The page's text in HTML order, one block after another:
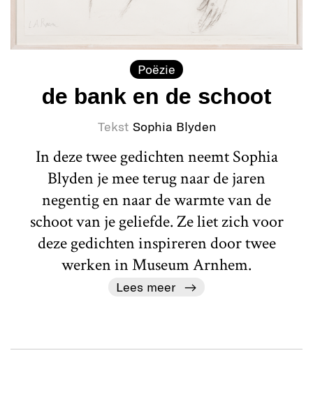
Poëzie
de bank en de schoot
Tekst Sophia Blyden
In deze twee gedichten neemt Sophia
Blyden je mee terug naar de jaren
negentig en naar de warmte van de
schoot van je geliefde. Ze liet zich voor
deze gedichten inspireren door twee
werken in Museum Arnhem.
Lees meer